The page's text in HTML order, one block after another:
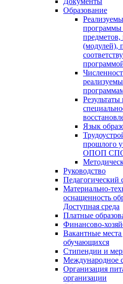
Образование
программы
(модулей),
Язык
прошлого
ОПОП СПО
Руководство
Педагогический
Материально-
оснащенность
Доступная среда
Платные
Финансово-
Вакантные
обучающихся
Стипендии и
Международное
Организация
организации